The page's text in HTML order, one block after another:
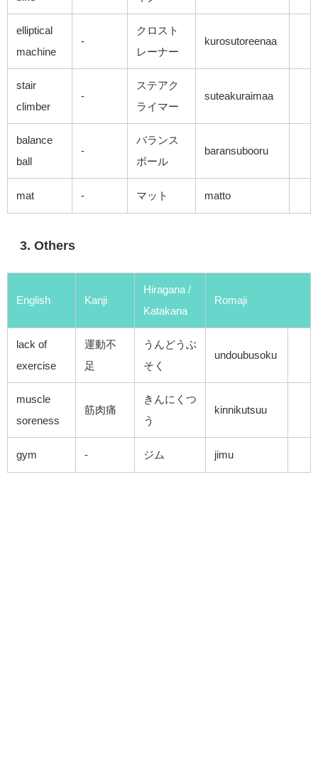
elliptical
machine
-
クロスト
レーナー
kurosutoreenaa
stair
climber
-
ステアク
ライマー
suteakuraimaa
balance
ball
-
バランス
ボール
baransubooru
mat - マット matto
3. Others
English Kanji
Hiragana /
Katakana
Romaji
lack of
exercise
運動不
足
うんどうぶ
そく
undoubusoku
muscle
soreness
筋肉痛
きんにくつ
う
kinnikutsuu
gym - ジム jimu